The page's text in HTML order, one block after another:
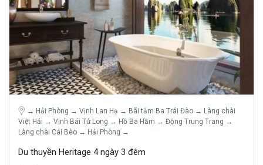
→ Hải Phòng → Vịnh Lan Hạ → Bãi tắm Ba Trái Đào → Làng chài
Việt Hải → Vịnh Bái Tử Long → Hồ Ba Hầm → Động Trung Trang →
Làng chài Cái Bèo → Hải Phòng →
Du thuyền Heritage 4 ngày 3 đêm